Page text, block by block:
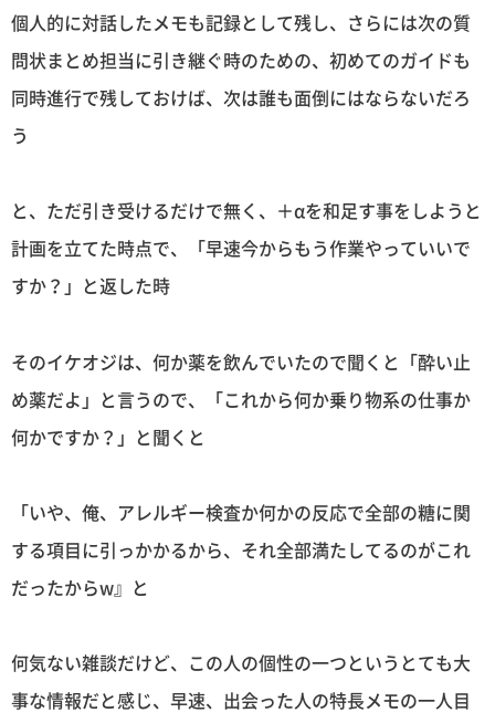
個人的に対話したメモも記録として残し、さらには次の質
問状まとめ担当に引き継ぐ時のための、初めてのガイドも
同時進行で残しておけば、次は誰も面倒にはならないだろ
う
と、ただ引き受けるだけで無く、＋αを和足す事をしようと
計画を立てた時点で、「早速今からもう作業やっていいで
すか？」と返した時
そのイケオジは、何か薬を飲んでいたので聞くと「酔い止
め薬だよ」と言うので、「これから何か乗り物系の仕事か
何かですか？」と聞くと
「いや、俺、アレルギー検査か何かの反応で全部の糖に関
する項目に引っかかるから、それ全部満たしてるのがこれ
だったからw』と
何気ない雑談だけど、この人の個性の一つというとても大
事な情報だと感じ、早速、出会った人の特長メモの一人目